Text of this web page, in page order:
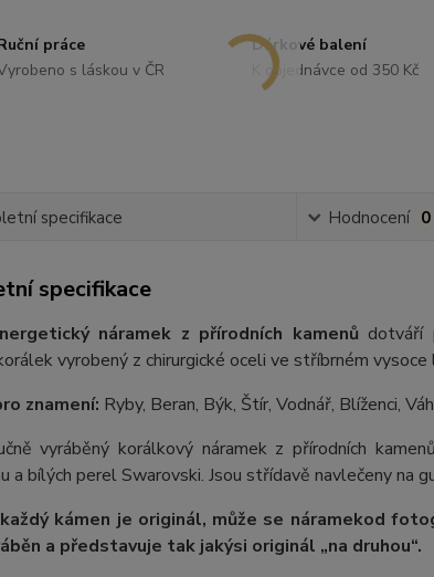
práce
s láskou v ČR
Dárkové balení
K objednávce od 350 Kč
specifikace Hodnocení 0
specifikace
náramek z přírodních kamenů dotváří
vyrobený z chirurgické oceli ve stříbrném
znamení: Ryby, Beran, Býk, Štír, Vodnář, Blíženci,
vyráběný korálkový náramek z přírodních
a bílých perel Swarovski. Jsou střídavě navlečeny na
kámen je originál, může se náramekod
a představuje tak jakýsi originál „na druhou“.